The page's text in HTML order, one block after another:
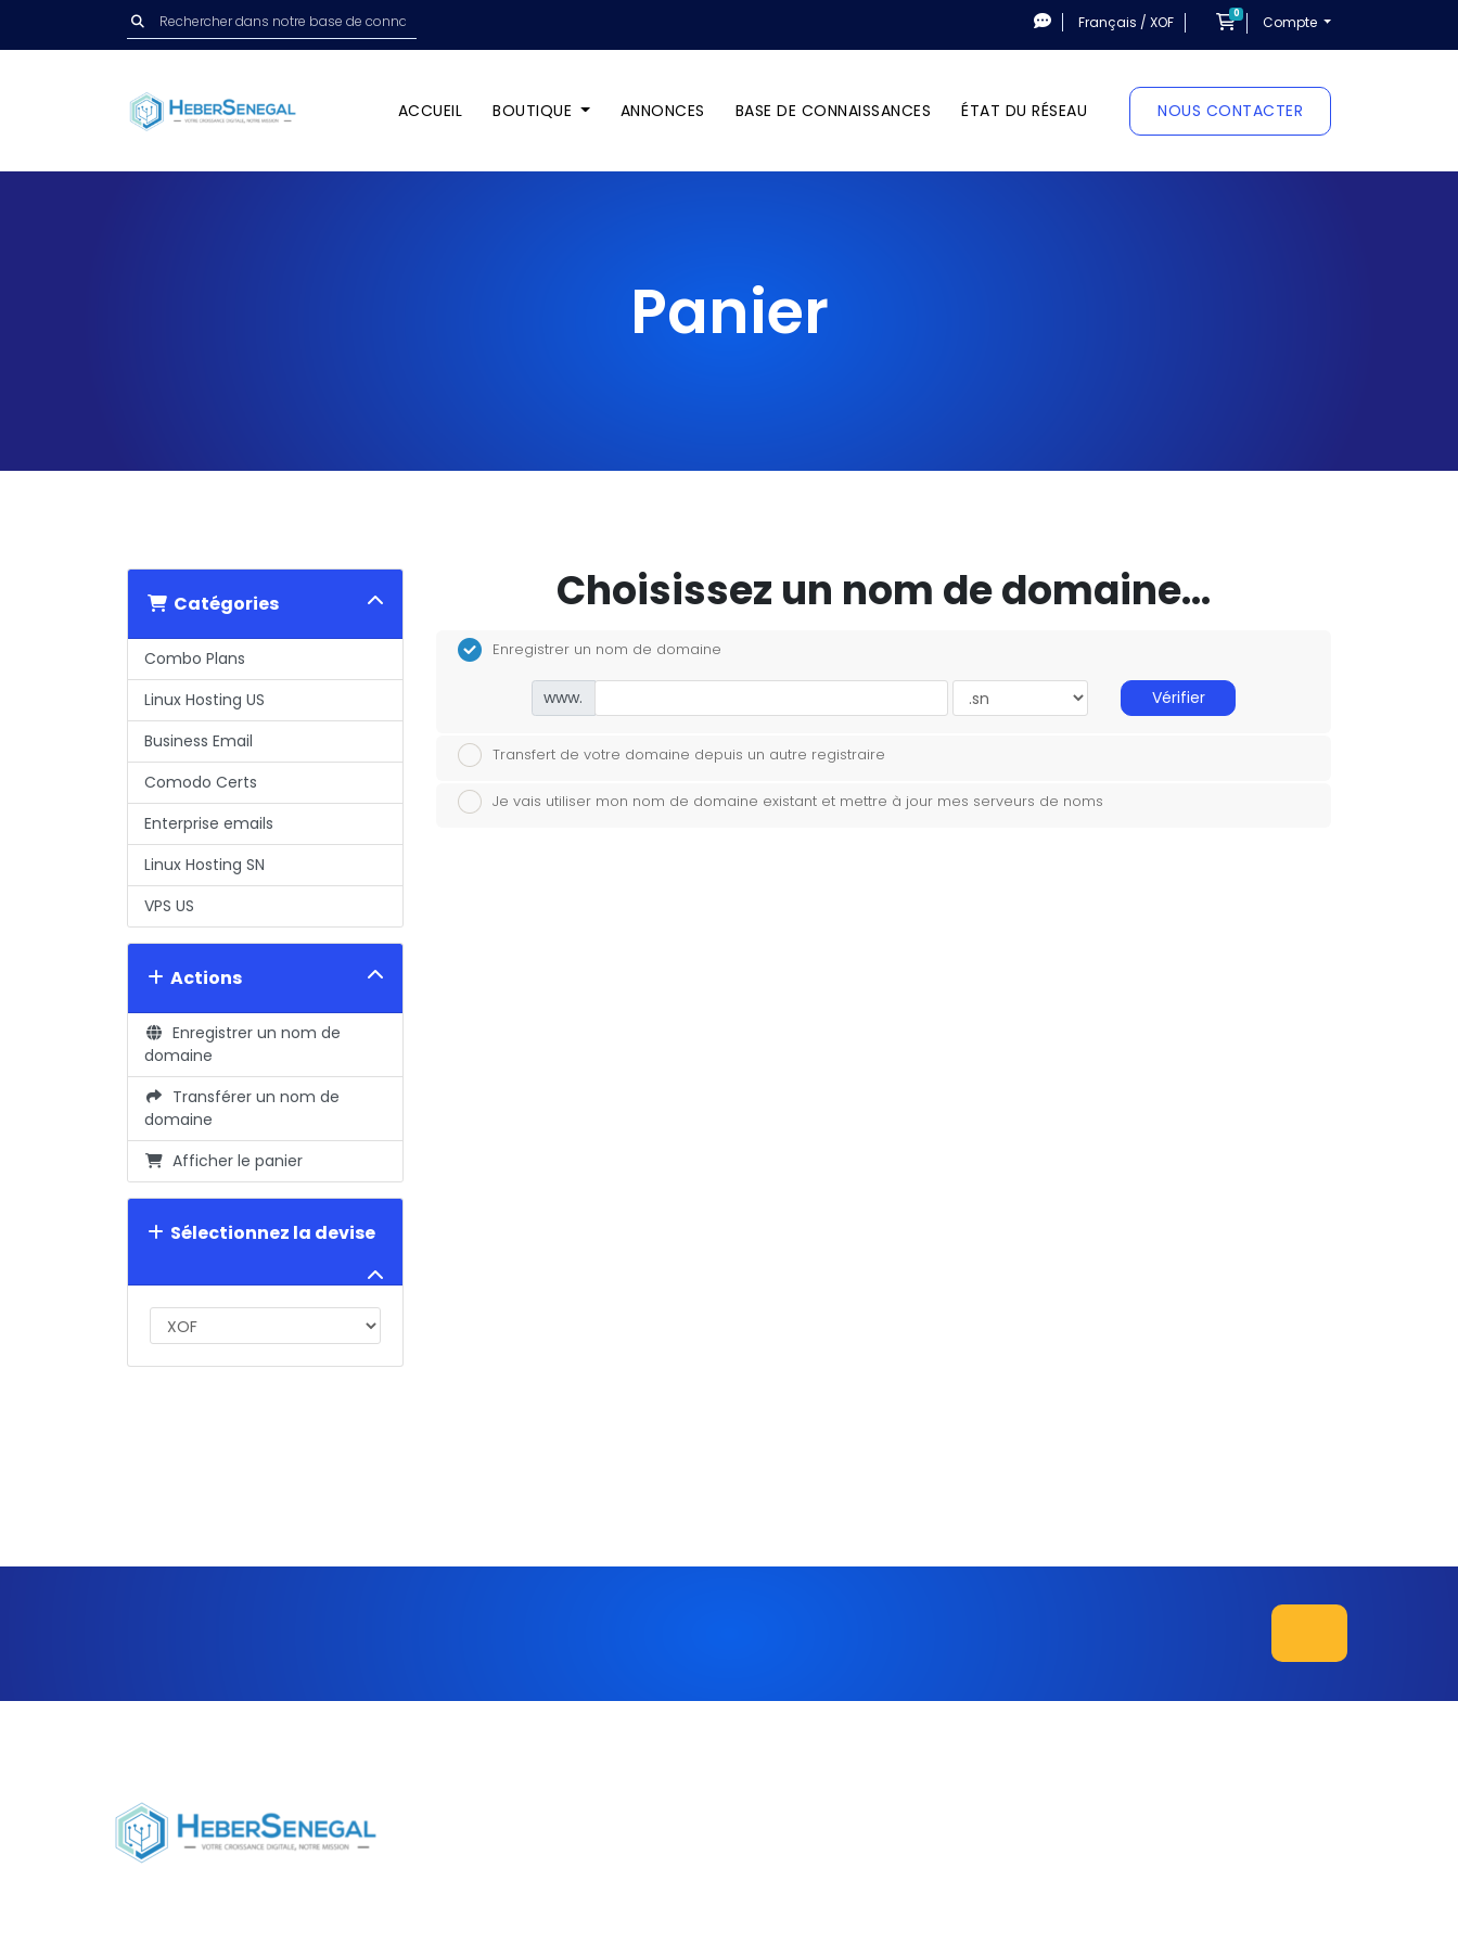
Français / XOF 0PanierCompte
ACCUEIL BOUTIQUE ANNONCES BASE DE CONNAISSANCES ÉTAT DU RÉSEAU NOUS CONTACTER
Panier
Catégories
Combo Plans
Linux Hosting US
Business Email
Comodo Certs
Enterprise emails
Linux Hosting SN
VPS US
Actions
Enregistrer un nom de
domaine
Transférer un nom de
domaine
Afficher le panier
Sélectionnez la devise
Choisissez un nom de domaine...
Enregistrer un nom de domaine
www. Vérifier
Transfert de votre domaine depuis un autre registraire
Je vais utiliser mon nom de domaine existant et mettre à jour mes serveurs de noms